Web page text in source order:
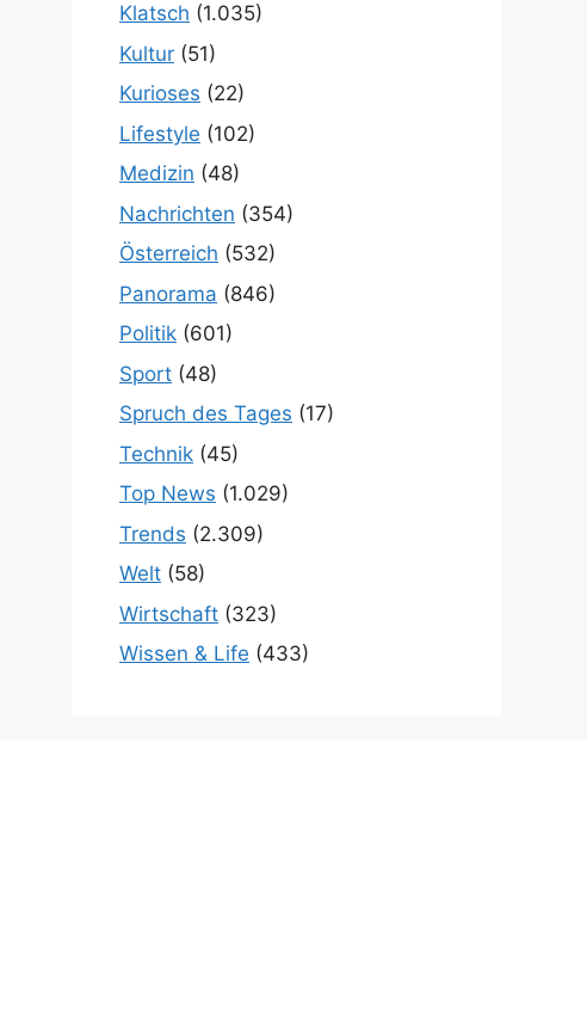
Klatsch (1.035)
Kultur (51)
Kurioses (22)
Lifestyle (102)
Medizin (48)
Nachrichten (354)
Österreich (532)
Panorama (846)
Politik (601)
Sport (48)
Spruch des Tages (17)
Technik (45)
Top News (1.029)
Trends (2.309)
Welt (58)
Wirtschaft (323)
Wissen & Life (433)